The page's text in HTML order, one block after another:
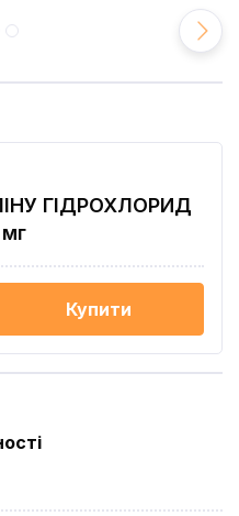
ГІДРОХЛОРИД
Купити